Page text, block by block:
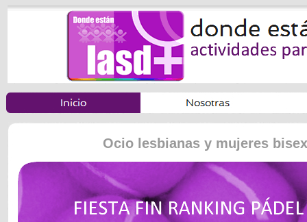
Ocio lesbianas y mujeres